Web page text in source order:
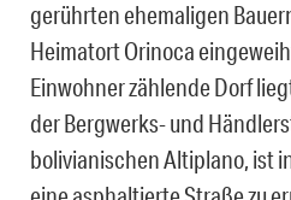
gerührten ehemaligen
Heimatort Orinoca
Einwohner zählende Dorf
der Bergwerks- und
bolivianischen Altiplano, ist